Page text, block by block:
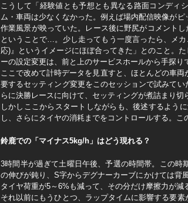
こうして「経験値とも予想とも異なる路面コンディ
ム・車両は少なくなかった。例えば場内配信映像が
作業風景が映っていた。レース後に野尻がコメント
ということで…。少し走ってもう一度言ったら、メ
応)』というイメージにほぼ合ってきた」とのこと。
ーの設定変更は、前と上のサービスホールから手探り
ここで改めて計時データを見直すと、ほとんどの車
要するセッティング変更をこのセッションで試みて
らに決勝レースに向けて、セッティングが煮詰まり切
しかしここからスタートしながらも、後述するよう
し、さらにタイヤの消耗までをコントロールする。
鈴鹿での「マイナス5kg/h」はどう現れる？
3時間半が過ぎて土曜日午後、予選の時間帯。この
の伸びが鈍り、S字からデグナーカーブにかけては背
タイヤ荷重が5～6%も減って、その分だけ摩擦力が
それ以前にもうひとつ、ラップタイムに影響する要